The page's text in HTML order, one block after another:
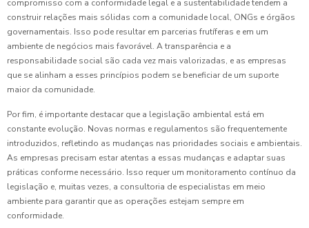
compromisso com a conformidade legal e a sustentabilidade tendem a
construir relações mais sólidas com a comunidade local, ONGs e órgãos
governamentais. Isso pode resultar em parcerias frutíferas e em um
ambiente de negócios mais favorável. A transparência e a
responsabilidade social são cada vez mais valorizadas, e as empresas
que se alinham a esses princípios podem se beneficiar de um suporte
maior da comunidade.
Por fim, é importante destacar que a legislação ambiental está em
constante evolução. Novas normas e regulamentos são frequentemente
introduzidos, refletindo as mudanças nas prioridades sociais e ambientais.
As empresas precisam estar atentas a essas mudanças e adaptar suas
práticas conforme necessário. Isso requer um monitoramento contínuo da
legislação e, muitas vezes, a consultoria de especialistas em meio
ambiente para garantir que as operações estejam sempre em
conformidade.